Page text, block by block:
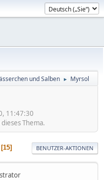
und Salben ► Myrsol
11:47:30
Thema.
15 BENUTZER-AKTIONEN